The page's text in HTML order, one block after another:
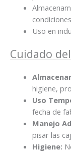
Uso en
Cuidado
higiene,
Uso
fecha de
Manejo
pisar las
Higiene: